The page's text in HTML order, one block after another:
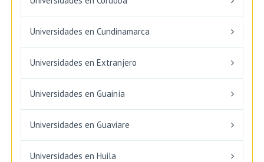
Universidades en Cundinamarca
Universidades en Extranjero
Universidades en Guainía
Universidades en Guaviare
Universidades en Huila